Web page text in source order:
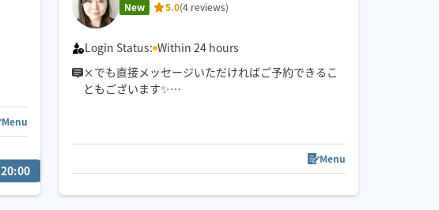
の
🫶
Menu
20:00 20:30 21:00 12:00 12:30 13:00 13:30
New 5.0(4 reviews)
Login Status: Within 24 hours
×でも直接メッセージいただければご予約できるこ
ともございます✨
✅道路状況などにより到着時刻が前後する場合がご
Menu